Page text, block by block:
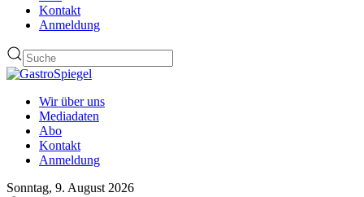
Kontakt
Anmeldung
Wir über uns
Mediadaten
Abo
Kontakt
Anmeldung
Sonntag, 9. August 2026